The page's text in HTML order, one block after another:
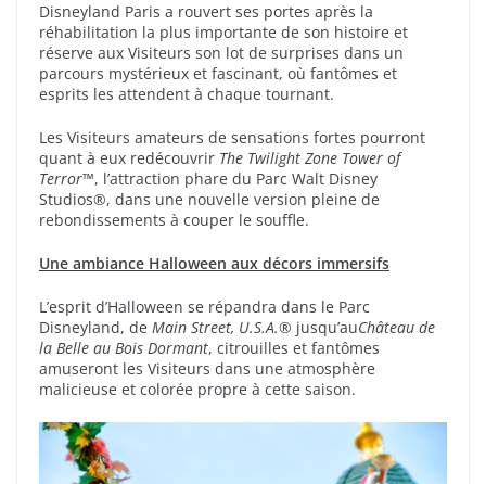
Disneyland Paris a rouvert ses portes après la
réhabilitation la plus importante de son histoire et
réserve aux Visiteurs son lot de surprises dans un
parcours mystérieux et fascinant, où fantômes et
esprits les attendent à chaque tournant.
Les Visiteurs amateurs de sensations fortes pourront
quant à eux redécouvrir The Twilight Zone Tower of
Terror™, l’attraction phare du Parc Walt Disney
Studios®, dans une nouvelle version pleine de
rebondissements à couper le souffle.
Une ambiance Halloween aux décors immersifs
L’esprit d’Halloween se répandra dans le Parc
Disneyland, de Main Street, U.S.A.® jusqu’auChâteau de
la Belle au Bois Dormant, citrouilles et fantômes
amuseront les Visiteurs dans une atmosphère
malicieuse et colorée propre à cette saison.